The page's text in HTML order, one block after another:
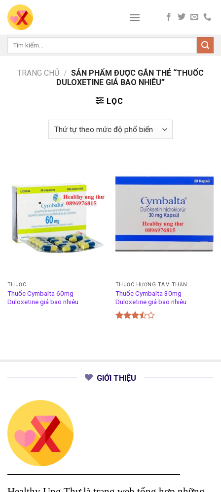
Skip
content
Tìm
TRANG CHỦ / SẢN PHẨM ĐƯỢC GẮN THẺ “THUỐC
DULOXETINE GIÁ BAO NHIÊU”
LỌC
THUỐC
Thuốc Cymbalta 60mg
Duloxetine giá bao nhiêu
THUỐC HƯỚNG TÂM THẦN
Thuốc Cymbalta 30mg
Duloxetine giá bao nhiêu
GIỚI THIỆU